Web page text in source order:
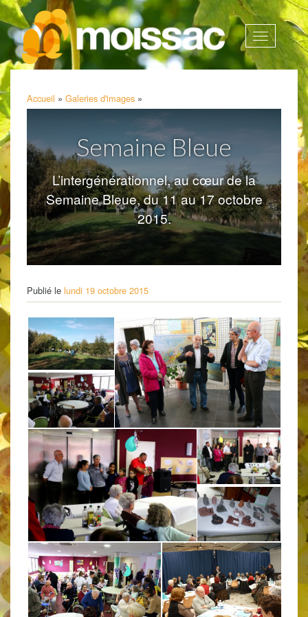
Afficher
la
Accueil » Galeries d'images »
Semaine Bleue
L’intergénérationnel, au cœur de la
Semaine Bleue, du 11 au 17 octobre
2015.
Publié le lundi 19 octobre 2015